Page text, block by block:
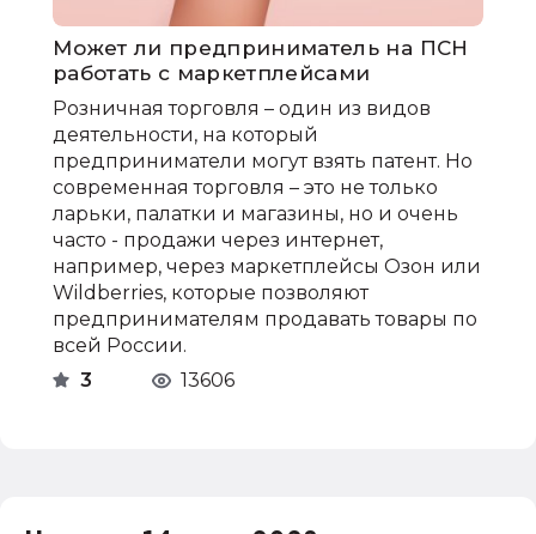
Может ли предприниматель на ПСН
работать с маркетплейсами
Розничная торговля – один из видов
деятельности, на который
предприниматели могут взять патент. Но
современная торговля – это не только
ларьки, палатки и магазины, но и очень
часто - продажи через интернет,
например, через маркетплейсы Озон или
Wildberries, которые позволяют
предпринимателям продавать товары по
всей России.
3
13606